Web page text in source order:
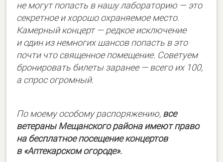
не могут попасть в нашу лабораторию — это
секретное и хорошо охраняемое место.
Камерный концерт — редкое исключение
и один из немногих шансов попасть в это
почти что священное помещение. Советуем
бронировать билеты заранее — всего их 100,
а спрос огромный.
По моему особому распоряжению, все
ветераны Мещанского района имеют право
на бесплатное посещение концертов
в «Аптекарском огороде».